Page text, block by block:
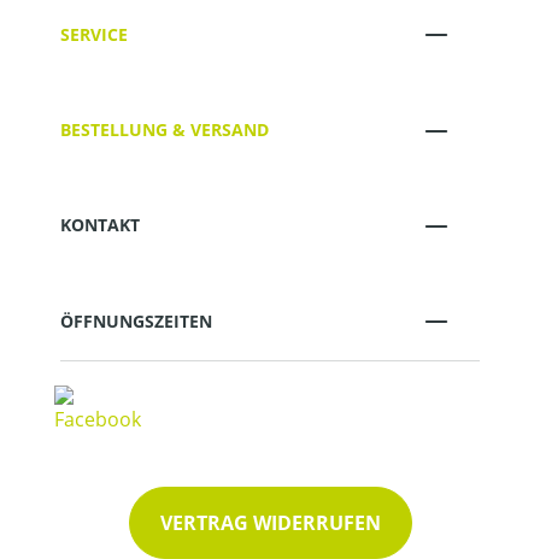
SERVICE
BESTELLUNG & VERSAND
KONTAKT
ÖFFNUNGSZEITEN
VERTRAG WIDERRUFEN